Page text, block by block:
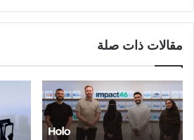
مقالات ذات صلة